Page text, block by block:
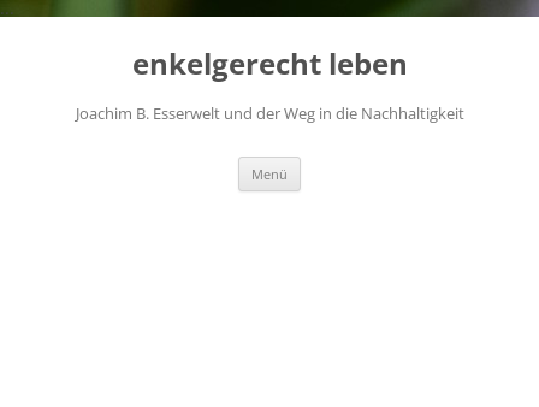
...
Zum
enkelgerecht leben
Joachim B. Esserwelt und der Weg in die Nachhaltigkeit
Menü